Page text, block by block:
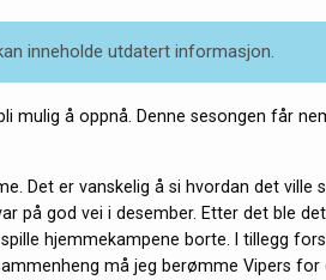
inneholde utdatert informasjon.
mulig å oppnå. Denne sesongen får
Det er vanskelig å si hvordan det ville
på god vei i desember. Etter det ble
hjemmekampene borte. I tillegg
må jeg berømme Vipers for